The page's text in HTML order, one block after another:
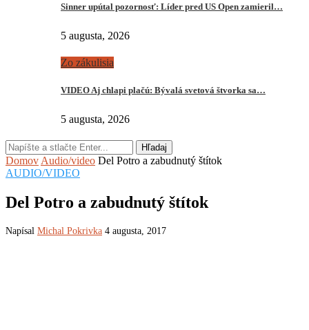
Sinner upútal pozornosť: Líder pred US Open zamieril…
5 augusta, 2026
Zo zákulisia
VIDEO Aj chlapi plačú: Bývalá svetová štvorka sa…
5 augusta, 2026
Hľadaj
Domov Audio/video Del Potro a zabudnutý štítok
AUDIO/VIDEO
Del Potro a zabudnutý štítok
Napísal Michal Pokrivka 4 augusta, 2017